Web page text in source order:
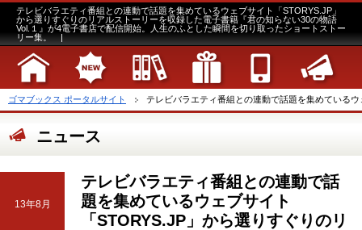
テレビバラエティ番組との連動で話題を集めているウェブサイト「STORYS.JP」
から選りすぐりのリアルストーリーを収録した電子書籍『君の知らない30の物語
Vol.１』が4電子書店で配信開始。人生のふとした瞬間を切り取ったショートストー
リー集。 |
ゴマブックス ポータルサイト テレビバラエティ番組との連動で話題を集めている
ニュース
13年8月
テレビバラエティ番組との連動で話
題を集めているウェブサイト
「STORYS.JP」から選りすぐりのリ